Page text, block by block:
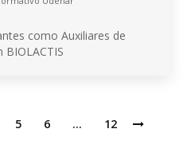
como Auxiliares de
5 6 … 12